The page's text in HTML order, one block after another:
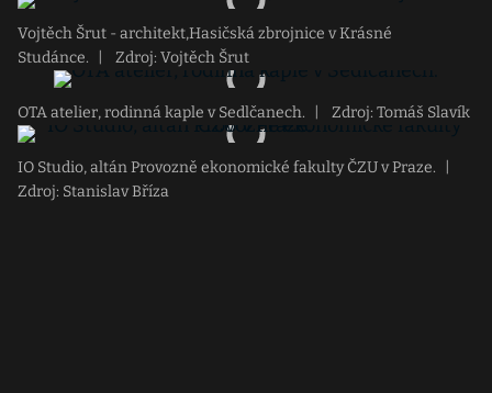
Vojtěch Šrut - architekt,Hasičská zbrojnice v Krásné
Studánce.
Zdroj: Vojtěch Šrut
OTA atelier, rodinná kaple v Sedlčanech. Zdroj: Tomáš Slavík
IO Studio, altán Provozně ekonomické fakulty ČZU v Praze.
Zdroj: Stanislav Bříza